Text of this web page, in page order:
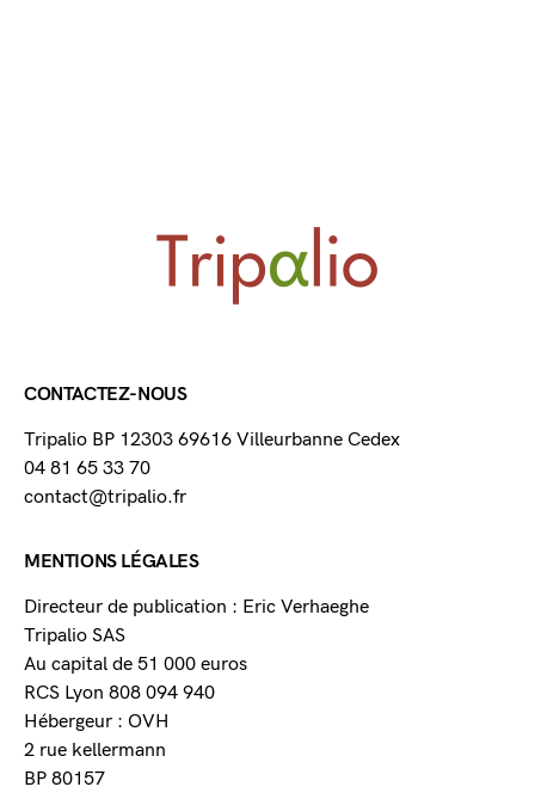
CONTACTEZ-NOUS
Tripalio BP 12303 69616 Villeurbanne Cedex
04 81 65 33 70
contact@tripalio.fr
MENTIONS LÉGALES
Directeur de publication : Eric Verhaeghe
Tripalio SAS
Au capital de 51 000 euros
RCS Lyon 808 094 940
Hébergeur : OVH
2 rue kellermann
BP 80157